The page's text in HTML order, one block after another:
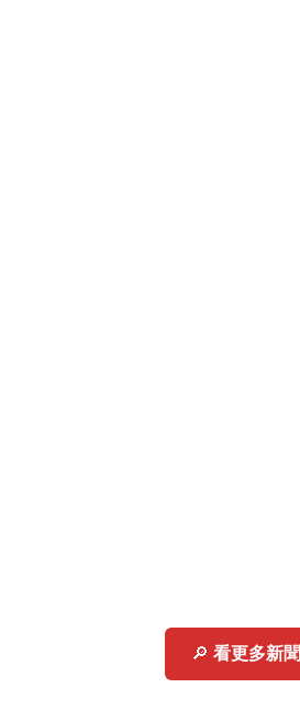
🔎 看更多新聞